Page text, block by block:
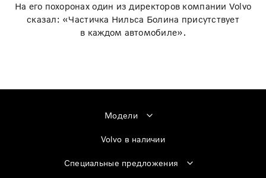
На его похоронах один из директоров компании Volvo
сказал: «Частичка Нильса Болина присутствует
в каждом автомобиле».
Модели
Volvo в наличии
Специальные предложения